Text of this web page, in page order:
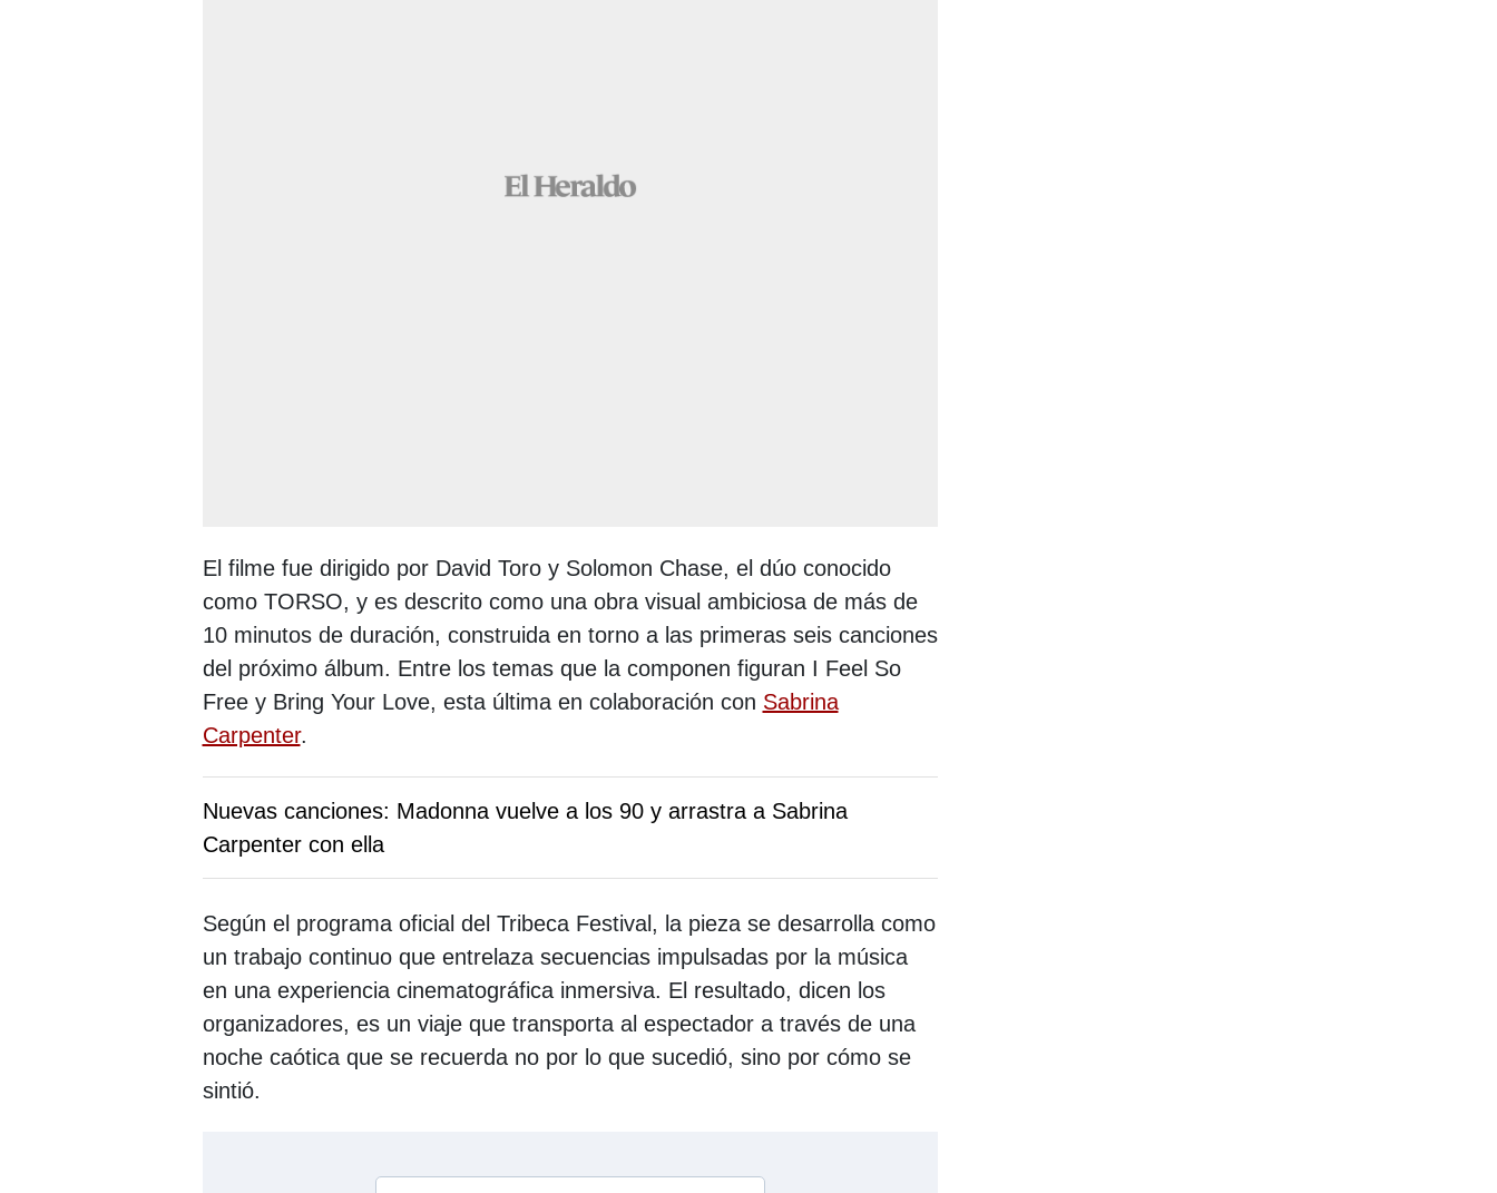
El filme fue dirigido por David Toro y Solomon Chase, el dúo conocido
como TORSO, y es descrito como una obra visual ambiciosa de más de
10 minutos de duración, construida en torno a las primeras seis canciones
del próximo álbum. Entre los temas que la componen figuran I Feel So
Free y Bring Your Love, esta última en colaboración con Sabrina
Carpenter.
Nuevas canciones: Madonna vuelve a los 90 y arrastra a Sabrina
Carpenter con ella
Según el programa oficial del Tribeca Festival, la pieza se desarrolla como
un trabajo continuo que entrelaza secuencias impulsadas por la música
en una experiencia cinematográfica inmersiva. El resultado, dicen los
organizadores, es un viaje que transporta al espectador a través de una
noche caótica que se recuerda no por lo que sucedió, sino por cómo se
sintió.